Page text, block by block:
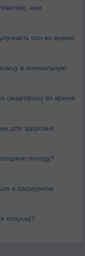
чем
сон во время
в аномальную
смартфону во время
для здоровья
погоду?
в пасмурном
отпуска?